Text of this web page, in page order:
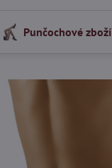
Punčochové zboží